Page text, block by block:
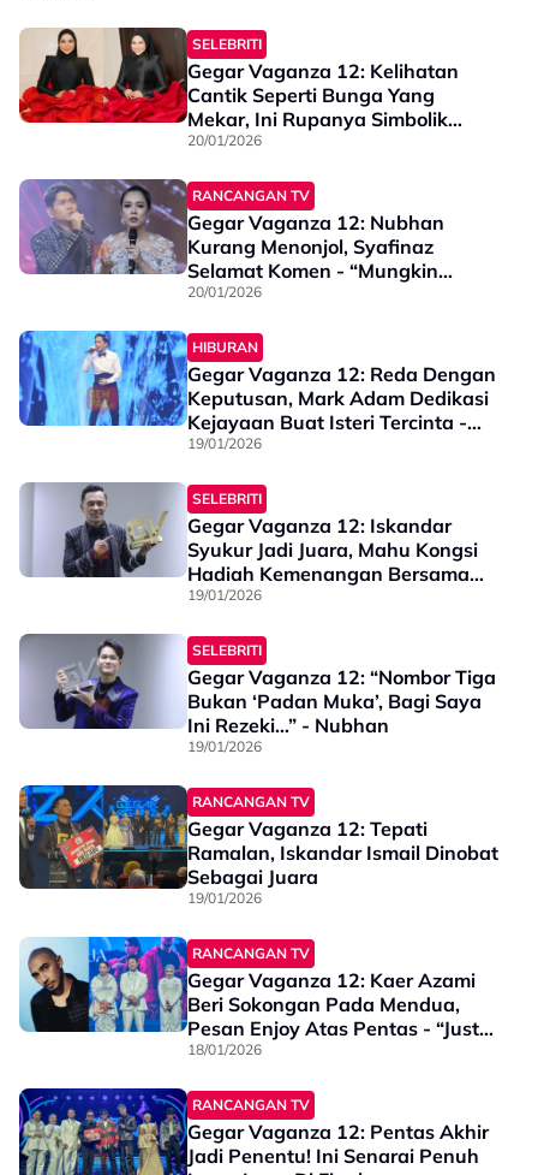
SELEBRITI
Gegar Vaganza 12: Kelihatan
Cantik Seperti Bunga Yang
Mekar, Ini Rupanya Simbolik
Busana Aina Abdul - “Saluran
Berkarya…”
20/01/2026
RANCANGAN TV
Gegar Vaganza 12: Nubhan
Kurang Menonjol, Syafinaz
Selamat Komen - “Mungkin
Pemilihan Lagu Itu Sendiri, Lebih
20/01/2026
HIBURAN
Gegar Vaganza 12: Reda Dengan
Keputusan, Mark Adam Dedikasi
Kejayaan Buat Isteri Tercinta -
“Isteri Adalah Syurga Saya..”
19/01/2026
SELEBRITI
Gegar Vaganza 12: Iskandar
Syukur Jadi Juara, Mahu Kongsi
Hadiah Kemenangan Bersama
Golongan Memerlukan -
Untuk Bantu Mereka”
19/01/2026
SELEBRITI
Gegar Vaganza 12: “Nombor Tiga
Bukan ‘Padan Muka’, Bagi Saya
Ini Rezeki…” - Nubhan
19/01/2026
RANCANGAN TV
Gegar Vaganza 12: Tepati
Ramalan, Iskandar Ismail Dinobat
Sebagai Juara
19/01/2026
RANCANGAN TV
Gegar Vaganza 12: Kaer Azami
Beri Sokongan Pada Mendua,
Pesan Enjoy Atas Pentas - “Just
Have Fun, Jangan Terlalu Banyak
18/01/2026
RANCANGAN TV
Gegar Vaganza 12: Pentas Akhir
Jadi Penentu! Ini Senarai Penuh